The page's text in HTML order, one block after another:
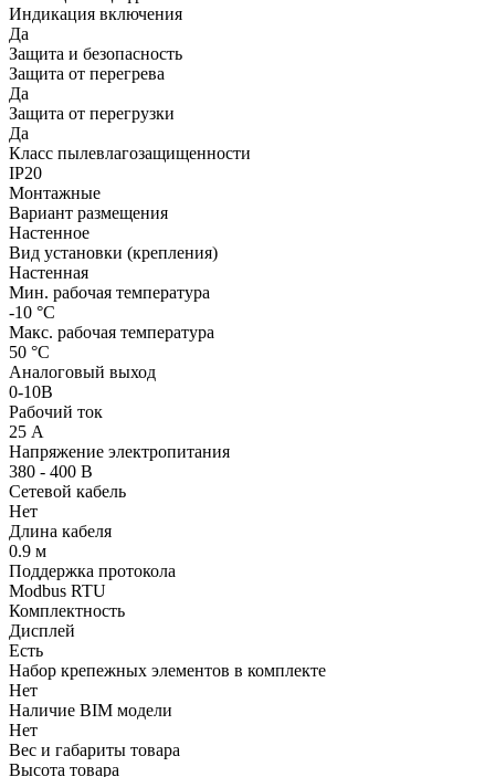
Индикация включения
Да
Защита и безопасность
Защита от перегрева
Да
Защита от перегрузки
Да
Класс пылевлагозащищенности
IP20
Монтажные
Вариант размещения
Настенное
Вид установки (крепления)
Настенная
Мин. рабочая температура
-10 °С
Макс. рабочая температура
50 °С
Аналоговый выход
0-10В
Рабочий ток
25 А
Напряжение электропитания
380 - 400 В
Сетевой кабель
Нет
Длина кабеля
0.9 м
Поддержка протокола
Modbus RTU
Комплектность
Дисплей
Есть
Набор крепежных элементов в комплекте
Нет
Наличие BIM модели
Нет
Вес и габариты товара
Высота товара